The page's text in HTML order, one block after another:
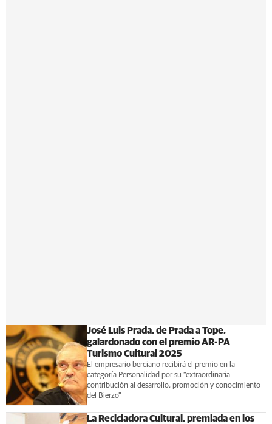
José Luis Prada, de Prada a Tope,
galardonado con el premio AR-PA
Turismo Cultural 2025
El empresario berciano recibirá el premio en la
categoría Personalidad por su “extraordinaria
contribución al desarrollo, promoción y conocimiento
del Bierzo"
La Recicladora Cultural, premiada en los